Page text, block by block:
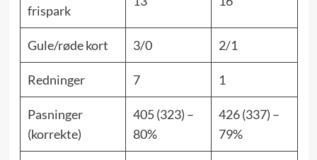
frispark
Gule/røde kort 3/0 2/1
Redninger 7 1
Pasninger
(korrekte)
405 (323) –
80%
426 (337) –
79%